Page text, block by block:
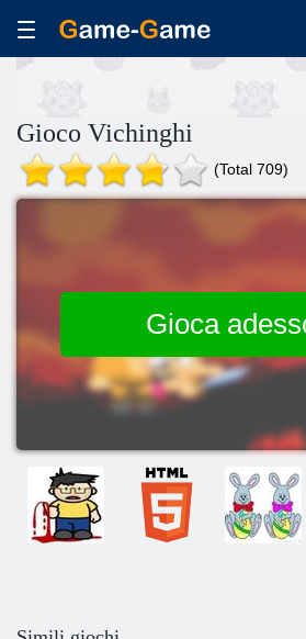
Gioco Vichinghi
(Total 709)
Gioca